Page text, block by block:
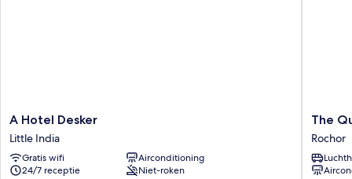
A
Hotel
Desker
Little
India
A Hotel Desker
Little India
Gratis wifi
Airconditioning
24/7 receptie
Niet-roken
The
Quay
Hotel
Little
India
The
Rochor